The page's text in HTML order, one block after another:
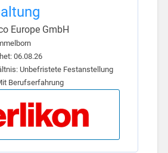
Europe GmbH
06.08.26
Unbefristete Festanstellung
Berufserfahrung